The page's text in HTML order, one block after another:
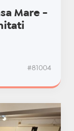
Mare -
#81004